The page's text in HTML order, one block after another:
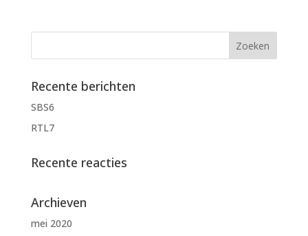
Recente berichten
SBS6
RTL7
Recente reacties
Archieven
mei 2020